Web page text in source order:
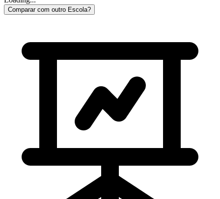
Comparar com outro Escola?